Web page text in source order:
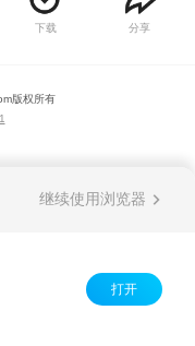
鹅爸爸团聚一起，与极其
们等待新生命的出生，等
国家公园，垂老的三色狼
她对家族的控制力逐渐减
从不因此对她慈悲半分。
下载 分享
版权所有
继续使用浏览器
打开